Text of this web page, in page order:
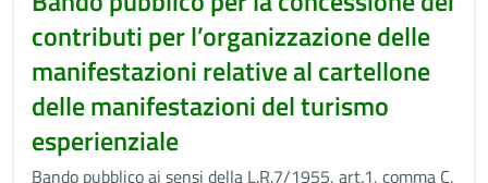
contributi per l’organizzazione delle
manifestazioni relative al cartellone
delle manifestazioni del turismo
esperienziale
Bando pubblico ai sensi della L.R.7/1955, art.1, comma C,